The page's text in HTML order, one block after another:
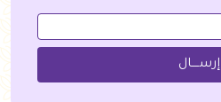
إرســــال